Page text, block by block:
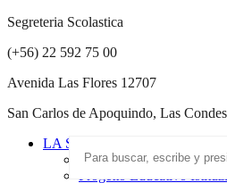
Segreteria Scolastica
(+56) 22 592 75 00
Avenida Las Flores 12707
San Carlos de Apoquindo, Las
LA SCUOLA
Scuola Paritaria